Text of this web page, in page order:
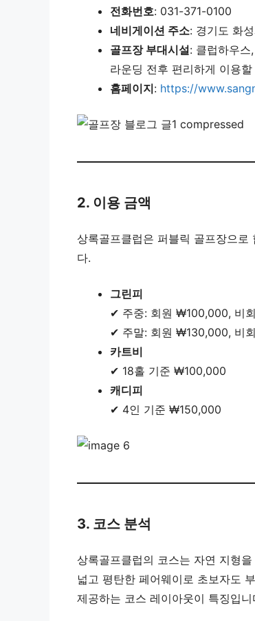
전화번호: 031-371-0100
네비게이션 주소: 경기도 화
골프장 부대시설: 클럽하우
라운딩 전후 편리하게 이용
홈페이지: https://
2. 이용 금액
상록골프클럽은 퍼블릭 골프장으
다.
그린피
✔ 주중: 회원 ₩100,000, 비
✔ 주말: 회원 ₩130,000, 비
카트비
✔ 18홀 기준 ₩100,000
캐디피
✔ 4인 기준 ₩150,000
3. 코스 분석
상록골프클럽의 코스는 자연 지형
넓고 평탄한 페어웨이로 초보자도
제공하는 코스 레이아웃이 특징입니